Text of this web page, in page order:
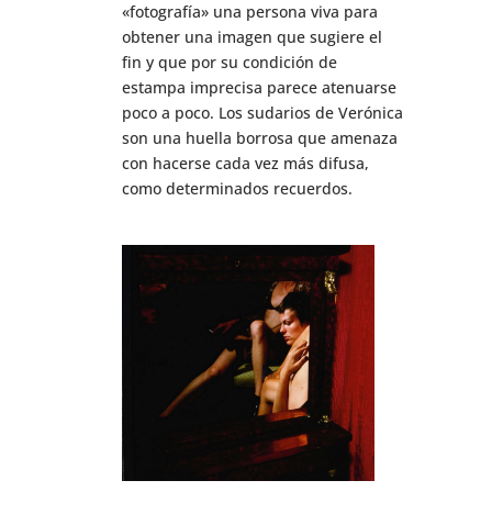
«fotografía» una persona viva para
obtener una imagen que sugiere el
fin y que por su condición de
estampa imprecisa parece atenuarse
poco a poco. Los sudarios de Verónica
son una huella borrosa que amenaza
con hacerse cada vez más difusa,
como determinados recuerdos.